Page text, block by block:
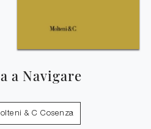
a Navigare
& C Cosenza